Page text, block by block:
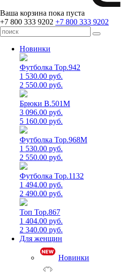
Ваша корзина пока пуста
+7 800 333 9202 +7 800 333 9202
Новинки
Футболка Top.942
1 530.00 руб.
2 550.00 руб.
Брюки B.501M
3 096.00 руб.
5 160.00 руб.
Футболка Top.968M
1 530.00 руб.
2 550.00 руб.
Футболка Top.1132
1 494.00 руб.
2 490.00 руб.
Топ Top.867
1 404.00 руб.
2 340.00 руб.
Для женщин
Новинки